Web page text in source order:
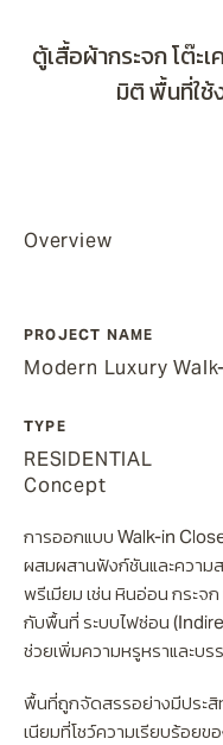
ตู้เสื้อผ้ากระจก โต๊ะ
มิติ พื้นที่ใช้
Overview
PROJECT NAME
Modern Luxury
TYPE
RESIDENTIAL
Concept
การออกแบบ Walk-in
ผสมผสานฟังก์ชันและความ
พรีเมียม เช่น หินอ่อน กระจ
กับพื้นที่ ระบบไฟซ่อน
ช่วยเพิ่มความหรูหราและบ
พื้นที่ถูกจัดสรรอย่างมีประ
เนียมที่โชว์ความเรียบร้อย